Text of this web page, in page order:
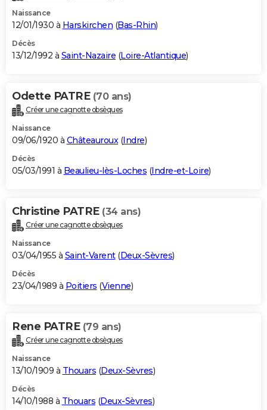
Naissance
12/01/1930 à Harskirchen (Bas-Rhin)
Décès
13/12/1992 à Saint-Nazaire (Loire-Atlantique)
Odette PATRE (70 ans)
Créer une cagnotte obsèques
Naissance
09/06/1920 à Châteauroux(Indre)
Décès
05/03/1991 à Beaulieu-lès-Loches (Indre-et-Loire)
Christine PATRE (34 ans)
Créer une cagnotte obsèques
Naissance
03/04/1955 à Saint-Varent(Deux-Sèvres)
Décès
23/04/1989 à Poitiers (Vienne)
Rene PATRE (79 ans)
Créer une cagnotte obsèques
Naissance
13/10/1909 à Thouars (Deux-Sèvres)
Décès
14/10/1988 à Thouars (Deux-Sèvres)